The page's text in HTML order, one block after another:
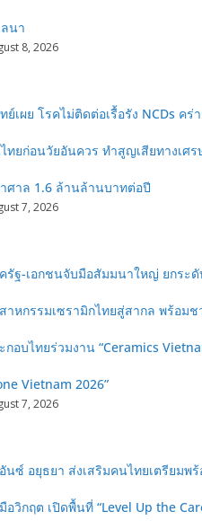
ลนา
8, 2026
ย์เผย โรคไม่ติดต่อเรื้อรัง NCDs คร่
ทยก่อนวัยอันควร ทำสูญเสียทางเศร
ศาล 1.6 ล้านล้านบาทต่อปี
7, 2026
รัฐ-เอกชนจับมือสัมมนาใหญ่ ยกระดั
าหกรรมเซรามิกไทยสู่สากล พร้อม
กอบไทยร่วมงาน “Ceramics
Vietnam 2026”
7, 2026
นซ์ อยุธยา ส่งเสริมคนไทยเตรียมพร้
อวิกฤต เปิดพื้นที่ “Level Up the